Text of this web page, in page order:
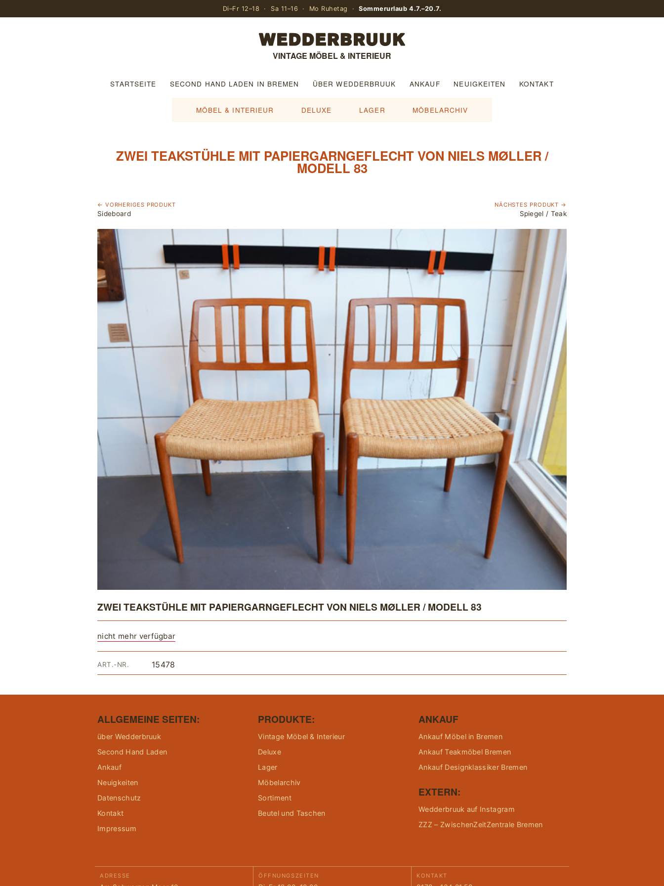
Di–Fr 12–18 · Sa 11–16 · Mo Ruhetag ·Sommerurlaub 4.7.–20.7.
VINTAGE MÖBEL & INTERIEUR
STARTSEITE SECOND HAND LADEN IN BREMEN ÜBER WEDDERBRUUK ANKAUF NEUIGKEITEN KONTAKT
MÖBEL & INTERIEUR DELUXE LAGER MÖBELARCHIV
ZWEI TEAKSTÜHLE MIT PAPIERGARNGEFLECHT VON NIELS MØLLER /
MODELL 83
← VORHERIGES PRODUKT
Sideboard
NÄCHSTES PRODUKT →
Spiegel / Teak
ZWEI TEAKSTÜHLE MIT PAPIERGARNGEFLECHT VON NIELS MØLLER / MODELL 83
nicht mehr verfügbar
ART.-NR. 15478
ALLGEMEINE SEITEN:
über Wedderbruuk
Second Hand Laden
Ankauf
Neuigkeiten
Datenschutz
Kontakt
Impressum
PRODUKTE:
Vintage Möbel & Interieur
Deluxe
Lager
Möbelarchiv
Sortiment
Beutel und Taschen
ANKAUF
Ankauf Möbel in Bremen
Ankauf Teakmöbel Bremen
Ankauf Designklassiker Bremen
EXTERN:
Wedderbruuk auf Instagram
ZZZ – ZwischenZeitZentrale Bremen
ADRESSE ÖFFNUNGSZEITEN KONTAKT